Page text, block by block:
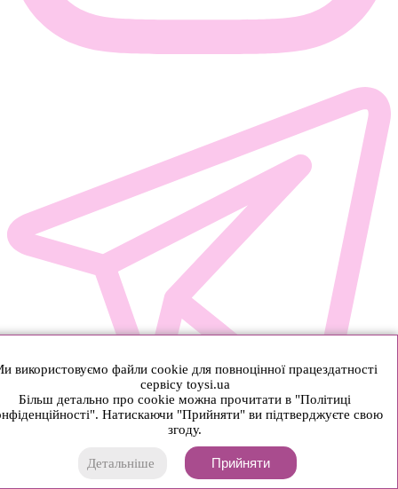
використовуємо файли cookie для повноцінної працездатності
сервісу toysi.ua
Більш детально про cookie можна прочитати в "Політиці
Натискаючи "Прийняти" ви підтверджуєте свою
згоду.
Детальніше Прийняти